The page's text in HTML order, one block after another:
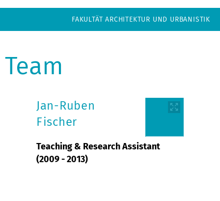
FAKULTÄT ARCHITEKTUR UND URBANISTIK
Team
Jan-Ruben
Fischer
Teaching & Research Assistant
(2009 - 2013)